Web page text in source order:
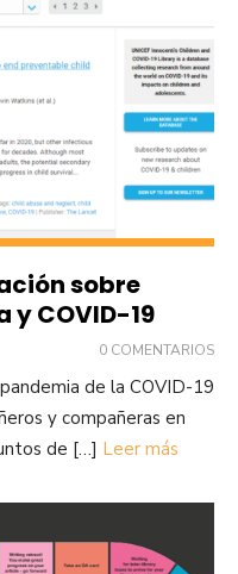
sobre
COVID-19
0 COMENTARIOS
de la COVID-19
y compañeras en
de […] Leer más